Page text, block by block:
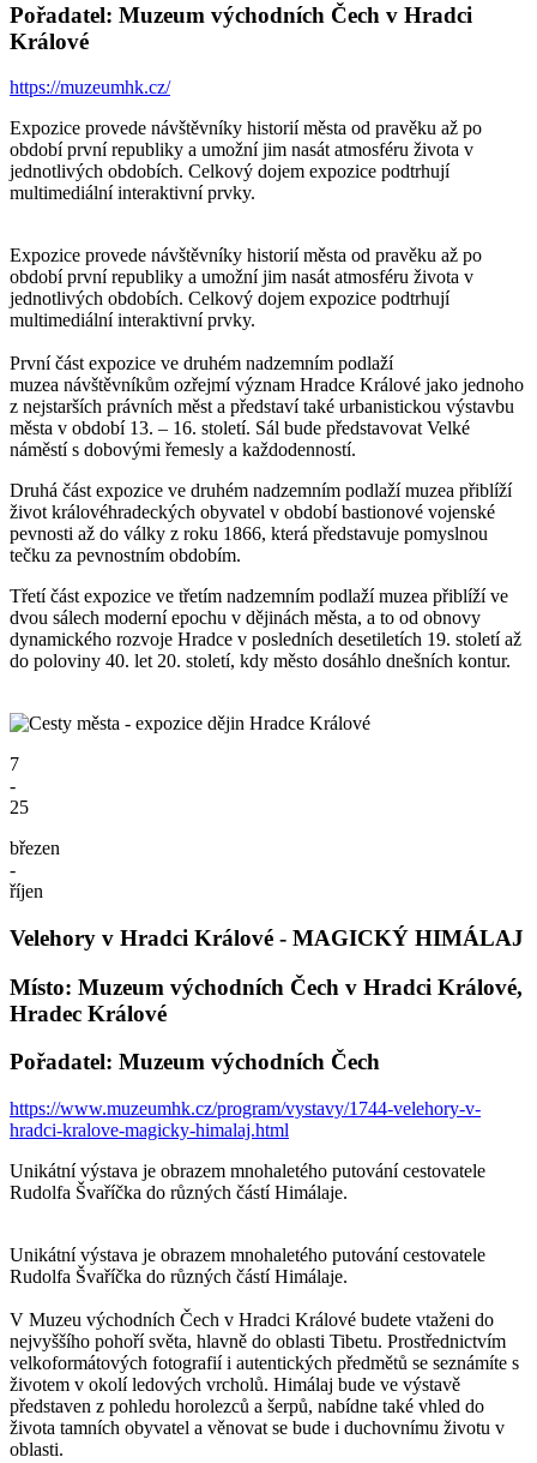
Pořadatel: Muzeum východních Čech v Hradci
Králové
https://muzeumhk.cz/
Expozice provede návštěvníky historií města od pravěku až po
období první republiky a umožní jim nasát atmosféru života v
jednotlivých obdobích. Celkový dojem expozice podtrhují
multimediální interaktivní prvky.
Expozice provede návštěvníky historií města od pravěku až po
období první republiky a umožní jim nasát atmosféru života v
jednotlivých obdobích. Celkový dojem expozice podtrhují
multimediální interaktivní prvky.
První část expozice ve druhém nadzemním podlaží
muzea návštěvníkům ozřejmí význam Hradce Králové jako jednoho
z nejstarších právních měst a představí také urbanistickou výstavbu
města v období 13. – 16. století. Sál bude představovat Velké
náměstí s dobovými řemesly a každodenností.
Druhá část expozice ve druhém nadzemním podlaží muzea přiblíží
život královéhradeckých obyvatel v období bastionové vojenské
pevnosti až do války z roku 1866, která představuje pomyslnou
tečku za pevnostním obdobím.
Třetí část expozice ve třetím nadzemním podlaží muzea přiblíží ve
dvou sálech moderní epochu v dějinách města, a to od obnovy
dynamického rozvoje Hradce v posledních desetiletích 19. století až
do poloviny 40. let 20. století, kdy město dosáhlo dnešních kontur.
7
-
25
březen
-
říjen
Velehory v Hradci Králové - MAGICKÝ HIMÁLAJ
Místo: Muzeum východních Čech v Hradci Králové,
Hradec Králové
Pořadatel: Muzeum východních Čech
https://www.muzeumhk.cz/program/vystavy/1744-velehory-v-
hradci-kralove-magicky-himalaj.html
Unikátní výstava je obrazem mnohaletého putování cestovatele
Rudolfa Švaříčka do různých částí Himálaje.
Unikátní výstava je obrazem mnohaletého putování cestovatele
Rudolfa Švaříčka do různých částí Himálaje.
V Muzeu východních Čech v Hradci Králové budete vtaženi do
nejvyššího pohoří světa, hlavně do oblasti Tibetu. Prostřednictvím
velkoformátových fotografií i autentických předmětů se seznámíte s
životem v okolí ledových vrcholů. Himálaj bude ve výstavě
představen z pohledu horolezců a šerpů, nabídne také vhled do
života tamních obyvatel a věnovat se bude i duchovnímu životu v
oblasti.